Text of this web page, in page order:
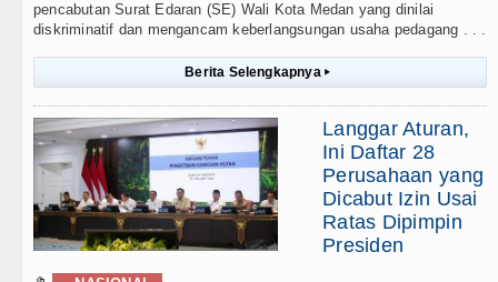
pencabutan Surat Edaran (SE) Wali Kota Medan yang dinilai
diskriminatif dan mengancam keberlangsungan usaha pedagang . . .
Berita Selengkapnya ▸
Langgar Aturan,
Ini Daftar 28
Perusahaan yang
Dicabut Izin Usai
Ratas Dipimpin
Presiden